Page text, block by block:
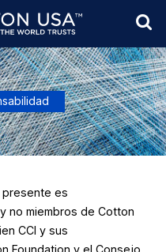
presente es
no miembros de Cotton
CCI y sus
Foundation y el Consejo